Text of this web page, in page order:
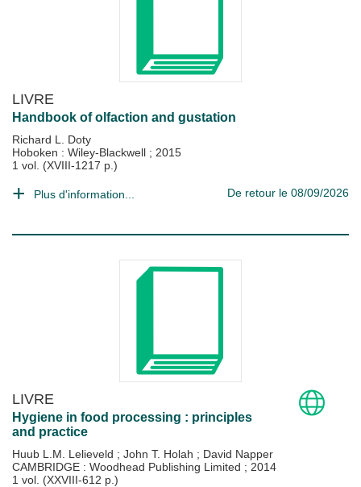
LIVRE
Handbook of olfaction and gustation
Richard L. Doty
Hoboken : Wiley-Blackwell ; 2015
1 vol. (XVIII-1217 p.)
Plus d'information... De retour le 08/09/2026
LIVRE
Hygiene in food processing : principles
and practice
Huub L.M. Lelieveld ; John T. Holah ; David Napper
CAMBRIDGE : Woodhead Publishing Limited ; 2014
1 vol. (XXVIII-612 p.)